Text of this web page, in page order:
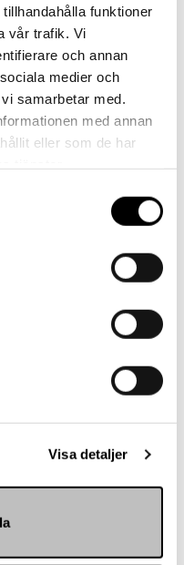
funktioner
vår trafik. Vi
och annan
medier och
samarbetar med.
med annan
eller som de har
Visa detaljer